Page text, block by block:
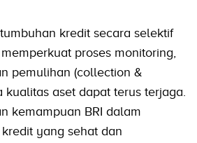
kredit secara selektif
proses monitoring,
pemulihan (collection &
kualitas aset dapat terus terjaga.
kemampuan BRI dalam
yang sehat dan